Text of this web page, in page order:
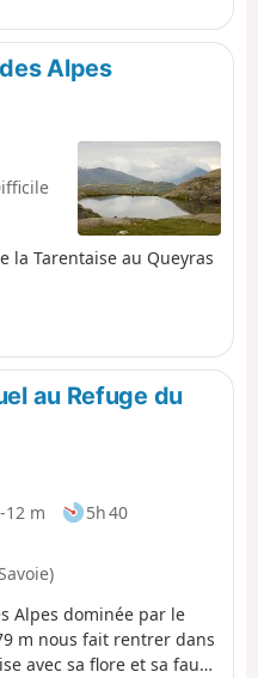
Alpes
la Tarentaise au Queyras
au Refuge du
-12 m
5h 40
Alpes dominée par le
m nous fait rentrer dans
avec sa flore et sa faune